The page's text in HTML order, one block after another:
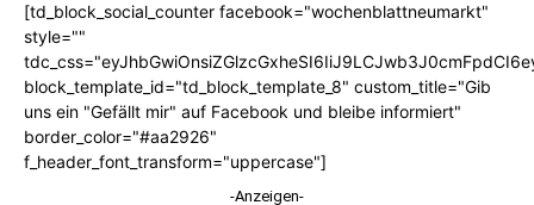
[td_block_social_counter facebook="wochenblattneumarkt"
style=""
block_template_id="td_block_template_8" custom_title="Gib
uns ein "Gefällt mir" auf Facebook und bleibe informiert"
border_color="#aa2926"
f_header_font_transform="uppercase"]
-Anzeigen-